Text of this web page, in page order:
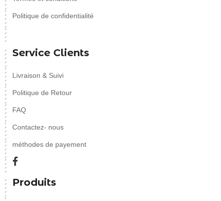
Politique de confidentialité
Service Clients
Livraison & Suivi
Politique de Retour
FAQ
Contactez- nous
méthodes de payement
Produits